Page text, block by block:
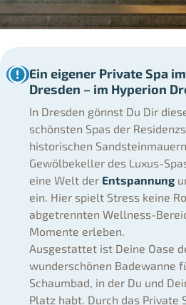
Ein eigener Private Spa
Dresden – im Hyperion
In Dresden gönnst Du Dir
schönsten Spas der
historischen
Gewölbekeller des Luxus-
eine Welt der Entspannung
ein. Hier spielt Stress keine
abgetrennten Wellness-
Momente erleben.
Ausgestattet ist Deine Oase
wunderschönen Badewanne
Schaumbad, in der Du und
Platz habt. Durch das Private